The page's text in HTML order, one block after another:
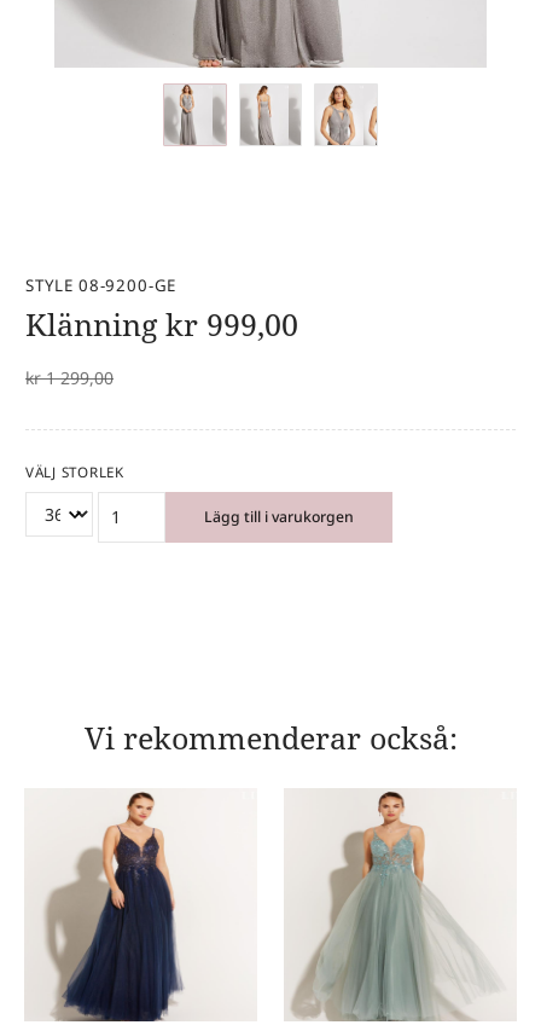
STYLE 08-9200-GE
Klänning kr 999,00
kr 1 299,00
VÄLJ STORLEK
Lägg till i varukorgen
Vi rekommenderar också: